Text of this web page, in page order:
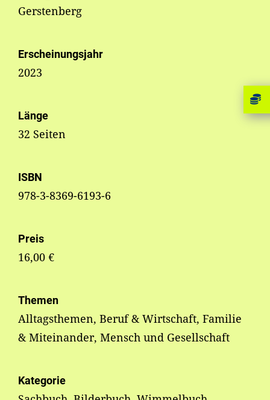
Gerstenberg
Erscheinungsjahr
2023
Länge
32 Seiten
ISBN
978-3-8369-6193-6
Preis
16,00 €
Themen
Alltagsthemen, Beruf & Wirtschaft, Familie
& Miteinander, Mensch und Gesellschaft
Kategorie